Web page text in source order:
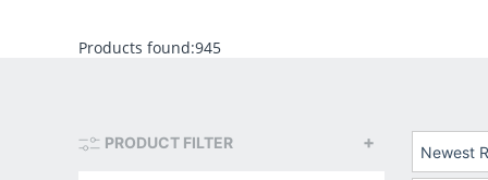
Products found:945
PRODUCT FILTER
Newest